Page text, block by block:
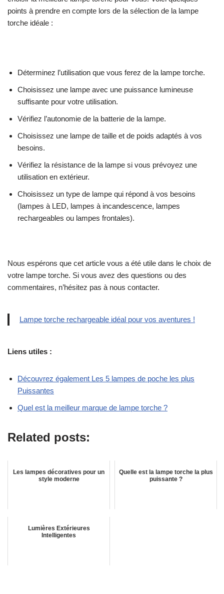
points à prendre en compte lors de la sélection de la lampe
torche idéale :
Déterminez l’utilisation que vous ferez de la lampe torche.
Choisissez une lampe avec une puissance lumineuse
suffisante pour votre utilisation.
Vérifiez l’autonomie de la batterie de la lampe.
Choisissez une lampe de taille et de poids adaptés à vos
besoins.
Vérifiez la résistance de la lampe si vous prévoyez une
utilisation en extérieur.
Choisissez un type de lampe qui répond à vos besoins
(lampes à LED, lampes à incandescence, lampes
rechargeables ou lampes frontales).
Nous espérons que cet article vous a été utile dans le choix de
votre lampe torche. Si vous avez des questions ou des
commentaires, n’hésitez pas à nous contacter.
Lampe torche rechargeable idéal pour vos aventures !
Liens utiles :
Découvrez également Les 5 lampes de poche les plus
Puissantes
Quel est la meilleur marque de lampe torche ?
Related posts:
Les lampes décoratives pour un
style moderne
Quelle est la lampe torche la plus
puissante ?
Lumières Extérieures
Intelligentes